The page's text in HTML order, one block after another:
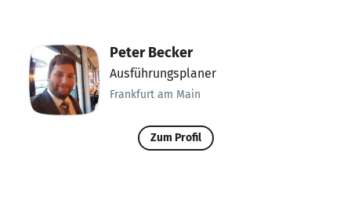
Peter Becker
Ausführungsplaner
Frankfurt am Main
Zum Profil